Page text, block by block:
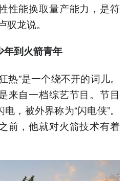
性能换取量产能力，是符
龙说。
年到火箭青年
热”是一个绕不开的词儿。
来自一档综艺节目。节目
，被外界称为“闪电侠”。
前，他就对火箭技术有着